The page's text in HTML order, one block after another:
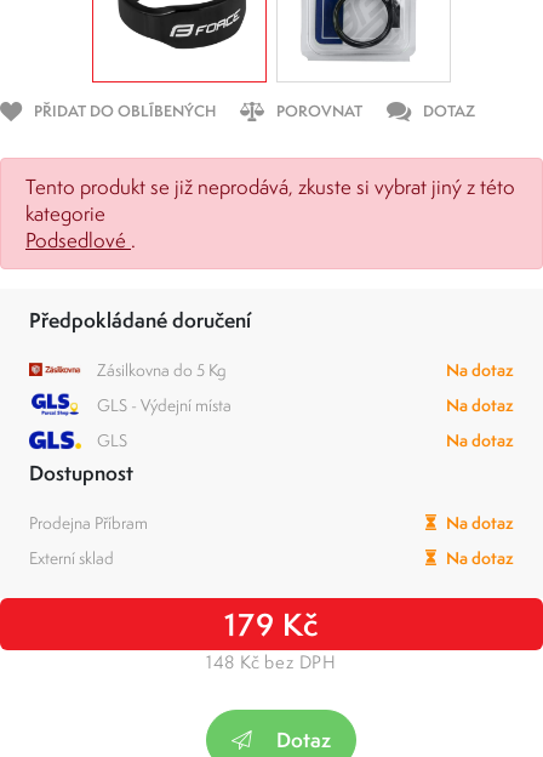
PŘIDAT DO OBLÍBENÝCH POROVNAT DOTAZ
Tento produkt se již neprodává, zkuste si vybrat jiný z této
kategorie
Podsedlové .
Předpokládané doručení
Zásilkovna do 5 Kg
Na dotaz
GLS - Výdejní místa
Na dotaz
GLS
Na dotaz
Dostupnost
Prodejna Příbram
Na dotaz
Externí sklad
Na dotaz
179 Kč
148 Kč bez DPH
Dotaz